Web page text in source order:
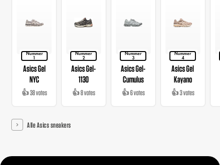
Nummer
1
Asics Gel
NYC
👍 38 votes
Nummer
2
Asics Gel-
1130
👍 8 votes
Nummer
3
Asics Gel-
Cumulus
👍 6 votes
Nummer
4
Asics Gel
Kayano
👍 3 votes
Alle Asics sneakers